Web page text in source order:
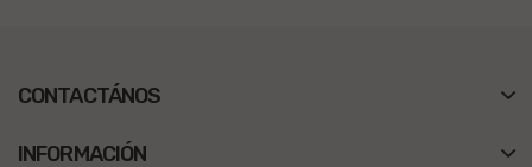
CONTACTÁNOS
INFORMACIÓN